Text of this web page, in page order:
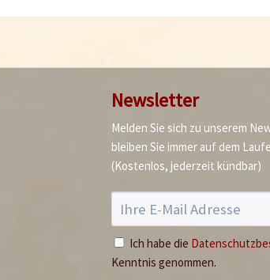
Newsletter
Melden Sie sich zu unserem
bleiben Sie immer auf dem
(Kostenlos, jederzeit kündbar)
Ich habe die
Kenntnis genommen.